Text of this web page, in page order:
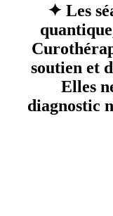
✦ Les
soutien et
Elles
diagnostic